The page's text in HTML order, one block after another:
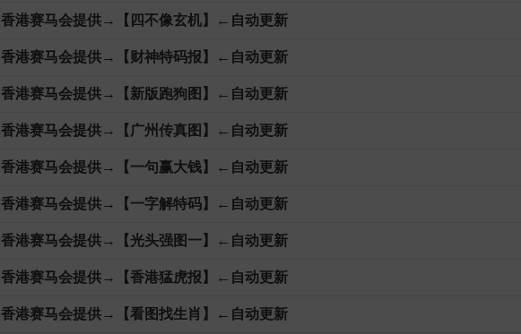
香港赛马会提供→【四不像玄机】←自动更新
香港赛马会提供→【财神特码报】←自动更新
香港赛马会提供→【新版跑狗图】←自动更新
香港赛马会提供→【广州传真图】←自动更新
香港赛马会提供→【一句赢大钱】←自动更新
香港赛马会提供→【一字解特码】←自动更新
香港赛马会提供→【光头强图一】←自动更新
香港赛马会提供→【香港猛虎报】←自动更新
香港赛马会提供→【看图找生肖】←自动更新